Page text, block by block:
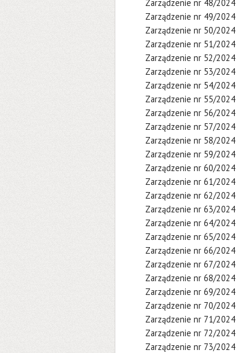
Zarządzenie nr 48/2024
Zarządzenie nr 49/2024
Zarządzenie nr 50/2024
Zarządzenie nr 51/2024
Zarządzenie nr 52/2024
Zarządzenie nr 53/2024
Zarządzenie nr 54/2024
Zarządzenie nr 55/2024
Zarządzenie nr 56/2024
Zarządzenie nr 57/2024
Zarządzenie nr 58/2024
Zarządzenie nr 59/2024
Zarządzenie nr 60/2024
Zarządzenie nr 61/2024
Zarządzenie nr 62/2024
Zarządzenie nr 63/2024
Zarządzenie nr 64/2024
Zarządzenie nr 65/2024
Zarządzenie nr 66/2024
Zarządzenie nr 67/2024
Zarządzenie nr 68/2024
Zarządzenie nr 69/2024
Zarządzenie nr 70/2024
Zarządzenie nr 71/2024
Zarządzenie nr 72/2024
Zarządzenie nr 73/2024